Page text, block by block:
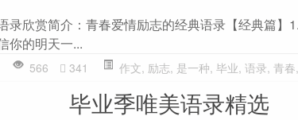
录欣赏简介：青春爱情励志的经典语录【经典篇
你的明天一...
566 341 作文, 励志, 是一种, 毕业, 语录, 青春,
毕业季唯美语录精选